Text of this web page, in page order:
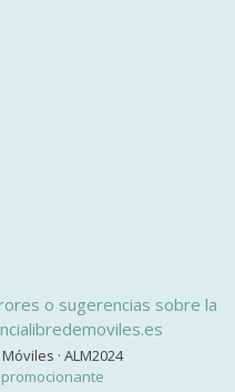
o sugerencias sobre la
· ALM2024
promocionante